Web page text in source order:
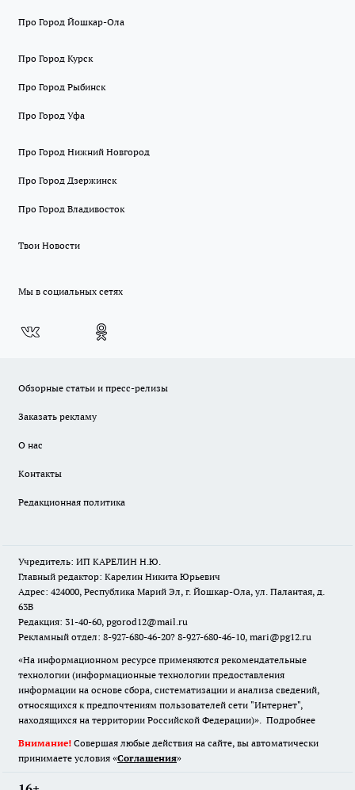
Про Город Йошкар-Ола
Про Город Курск
Про Город Рыбинск
Про Город Уфа
Про Город Нижний Новгород
Про Город Дзержинск
Про Город Владивосток
Твои Новости
Мы в социальных сетях
Обзорные статьи и пресс-релизы
Заказать рекламу
О нас
Контакты
Редакционная политика
Учредитель: ИП КАРЕЛИН Н.Ю.
Главный редактор: Карелин Никита Юрьевич
Адрес: 424000, Республика Марий Эл, г. Йошкар-Ола, ул. Палантая, д.
63В
Редакция: 31-40-60, pgorod12@mail.ru
Рекламный отдел: 8-927-680-46-20? 8-927-680-46-10, mari@pg12.ru
«На информационном ресурсе применяются рекомендательные
технологии (информационные технологии предоставления
информации на основе сбора, систематизации и анализа сведений,
относящихся к предпочтениям пользователей сети "Интернет",
находящихся на территории Российской Федерации)». Подробнее
Внимание! Совершая любые действия на сайте, вы автоматически
принимаете условия «Cоглашения»